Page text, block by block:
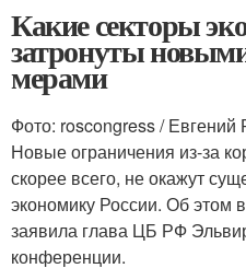
Какие секторы
затронуты
мерами
Фото: roscongress / Евгений
Новые ограничения из-за
скорее всего, не окажут
экономику России. Об этом
заявила глава ЦБ РФ
конференции.